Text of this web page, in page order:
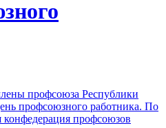
профсоюза Республики
профсоюзного работника. По
профсоюзов